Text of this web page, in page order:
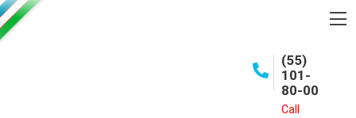
(55)
101-
80-00
Call